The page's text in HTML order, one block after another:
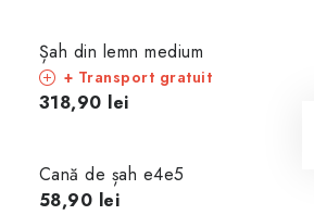
Șah din lemn medium
+ Transport gratuit
318,90 lei
Cană de șah e4e5
58,90 lei